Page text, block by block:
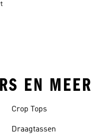
EN MEER
Crop Tops
Draagtassen